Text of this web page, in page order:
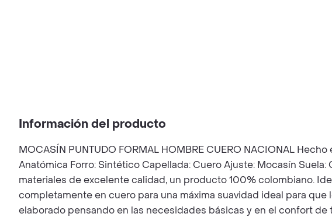
Información del producto
MOCASÍN PUNTUDO FORMAL HOMBRE CUERO NACIONAL
Anatómica Forro: Sintético Capellada: Cuero Ajuste: Mocasín
materiales de excelente calidad, un producto 100% colombiano.
completamente en cuero para una máxima suavidad ideal para
elaborado pensando en las necesidades básicas y en el confort